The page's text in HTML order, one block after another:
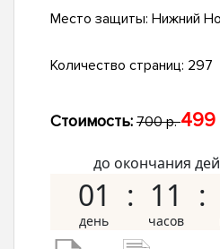
Место защиты: Нижний
Количество страниц: 297
Стоимость: 700 р.499
до окончания
01 11